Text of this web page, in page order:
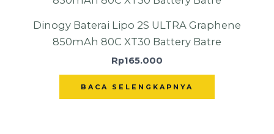
Dinogy Baterai Lipo 2S ULTRA Graphene
850mAh 80C XT30 Battery Batre
Rp165.000
BACA SELENGKAPNYA